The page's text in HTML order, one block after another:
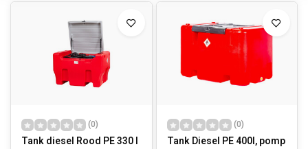
(0)
Tank diesel Rood PE 330 l
(0)
Tank Diesel PE 400l, pomp